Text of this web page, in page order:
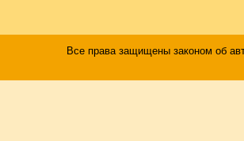
Все права защищены законом об